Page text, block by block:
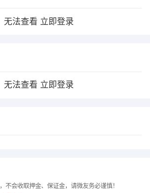
无法查看 立即登录
无法查看 立即登录
不会收取押金、保证金，请微友务必谨慎！